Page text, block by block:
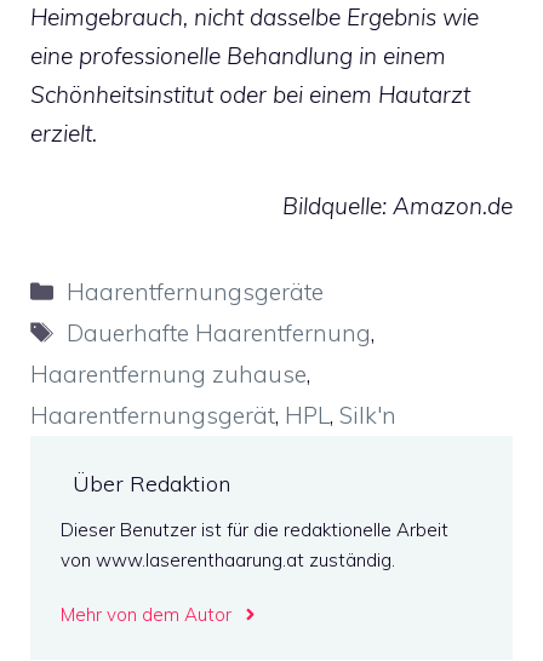
Heimgebrauch, nicht dasselbe Ergebnis wie
eine professionelle Behandlung in einem
Schönheitsinstitut oder bei einem Hautarzt
erzielt.
Bildquelle: Amazon.de
Kategorien
Haarentfernungsgeräte
Schlagwörter
Dauerhafte Haarentfernung,
Haarentfernung zuhause,
Haarentfernungsgerät, HPL, Silk'n
Über Redaktion
Dieser Benutzer ist für die redaktionelle Arbeit
von www.laserenthaarung.at zuständig.
Mehr von dem Autor